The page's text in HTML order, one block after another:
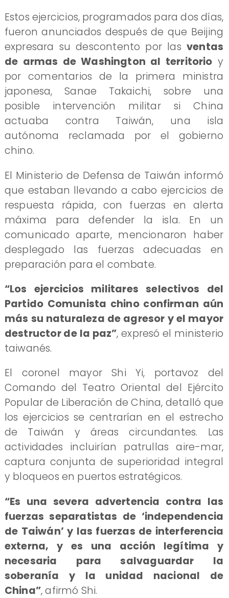
Estos ejercicios, programados para dos días,
fueron anunciados después de que Beijing
expresara su descontento por las ventas
de armas de Washington al territorio y
por comentarios de la primera ministra
japonesa, Sanae Takaichi, sobre una
posible intervención militar si China
actuaba contra Taiwán, una isla
autónoma reclamada por el gobierno
chino.
El Ministerio de Defensa de Taiwán informó
que estaban llevando a cabo ejercicios de
respuesta rápida, con fuerzas en alerta
máxima para defender la isla. En un
comunicado aparte, mencionaron haber
desplegado las fuerzas adecuadas en
preparación para el combate.
“Los ejercicios militares selectivos del
Partido Comunista chino confirman aún
más su naturaleza de agresor y el mayor
destructor de la paz”, expresó el ministerio
taiwanés.
El coronel mayor Shi Yi, portavoz del
Comando del Teatro Oriental del Ejército
Popular de Liberación de China, detalló que
los ejercicios se centrarían en el estrecho
de Taiwán y áreas circundantes. Las
actividades incluirían patrullas aire-mar,
captura conjunta de superioridad integral
y bloqueos en puertos estratégicos.
“Es una severa advertencia contra las
fuerzas separatistas de ‘independencia
de Taiwán’ y las fuerzas de interferencia
externa, y es una acción legítima y
necesaria para salvaguardar la
soberanía y la unidad nacional de
China”, afirmó Shi.